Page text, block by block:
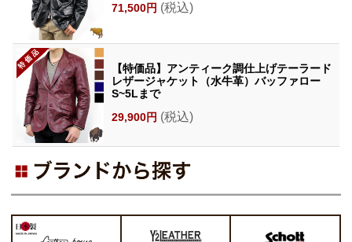
71,500円 (税込)
【特価品】アンティーク調仕上げテーラード
レザージャケット（水牛革）バッファロー
S~5Lまで
29,900円 (税込)